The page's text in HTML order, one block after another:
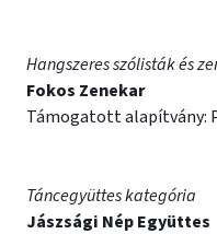
Hangszeres szólisták és
Fokos Zenekar
Támogatott alapítvány:
Táncegyüttes kategória
Jászsági Nép Együttes